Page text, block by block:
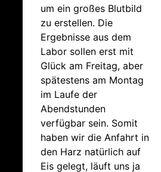
um ein großes Blutbild
zu erstellen. Die
Ergebnisse aus dem
Labor sollen erst mit
Glück am Freitag, aber
spätestens am Montag
im Laufe der
Abendstunden
verfügbar sein. Somit
haben wir die Anfahrt in
den Harz natürlich auf
Eis gelegt, läuft uns ja